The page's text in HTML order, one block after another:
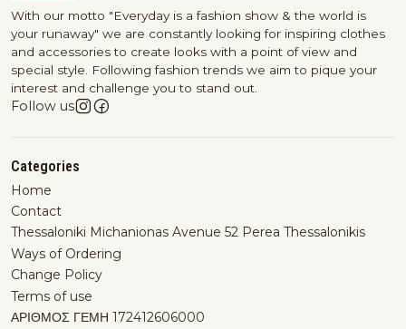
With our motto "Everyday is a fashion show & the world is
your runaway" we are constantly looking for inspiring clothes
and accessories to create looks with a point of view and
special style. Following fashion trends we aim to pique your
interest and challenge you to stand out.
Follow us
Categories
Home
Contact
Thessaloniki Michanionas Avenue 52 Perea Thessalonikis
Ways of Ordering
Change Policy
Terms of use
ΑΡΙΘΜΟΣ ΓΕΜΗ 172412606000